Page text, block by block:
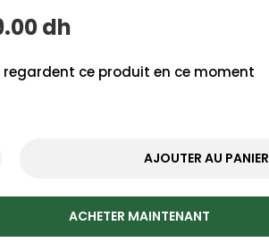
dh
regardent ce produit en ce moment
AJOUTER AU PANIER
ACHETER MAINTENANT